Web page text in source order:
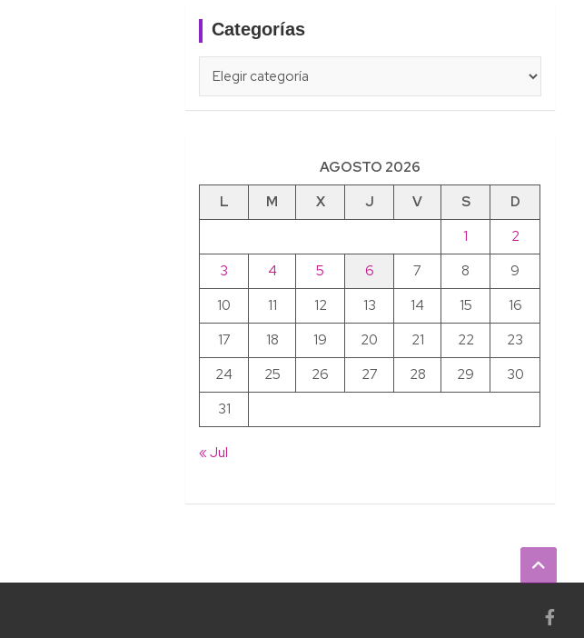
Categorías
AGOSTO 2026
L
M X J V S
D
1
2
3
4 5 6 7 8
9
10
11 12 13 14 15
16
17
18 19 20 21 22
23
24
25 26 27 28 29
30
31
« Jul